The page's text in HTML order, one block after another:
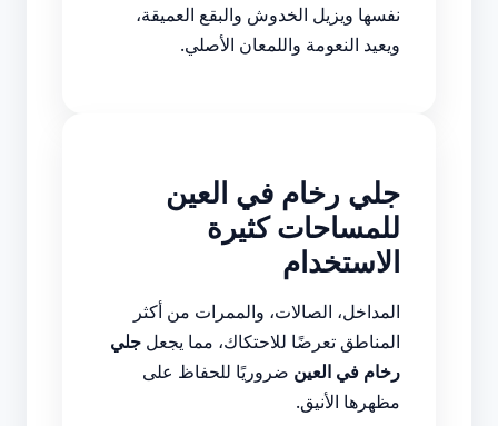
نفسها ويزيل الخدوش والبقع العميقة،
ويعيد النعومة واللمعان الأصلي.
جلي رخام في العين
للمساحات كثيرة
الاستخدام
المداخل، الصالات، والممرات من أكثر
المناطق تعرضًا للاحتكاك، مما يجعل جلي
رخام في العين ضروريًا للحفاظ على
مظهرها الأنيق.